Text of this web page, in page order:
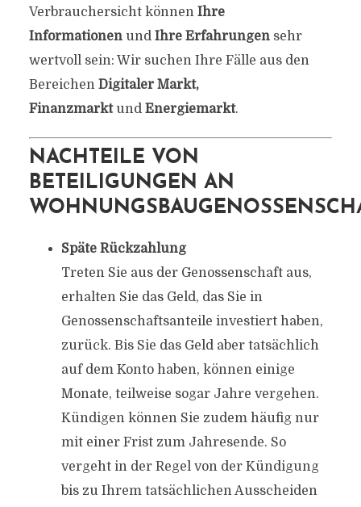
Verbrauchersicht können Ihre
Informationenund Ihre Erfahrungensehr
wertvoll sein: Wir suchen Ihre Fälle aus den
Bereichen Digitaler Markt,
Finanzmarktund Energiemarkt.
NACHTEILE VON
BETEILIGUNGEN AN
Späte Rückzahlung
Treten Sie aus der Genossenschaft aus,
erhalten Sie das Geld, das Sie in
Genossenschaftsanteile investiert haben,
zurück. Bis Sie das Geld aber tatsächlich
auf dem Konto haben, können einige
Monate, teilweise sogar Jahre vergehen.
Kündigen können Sie zudem häufig nur
mit einer Frist zum Jahresende. So
vergeht in der Regel von der Kündigung
bis zu Ihrem tatsächlichen Ausscheiden